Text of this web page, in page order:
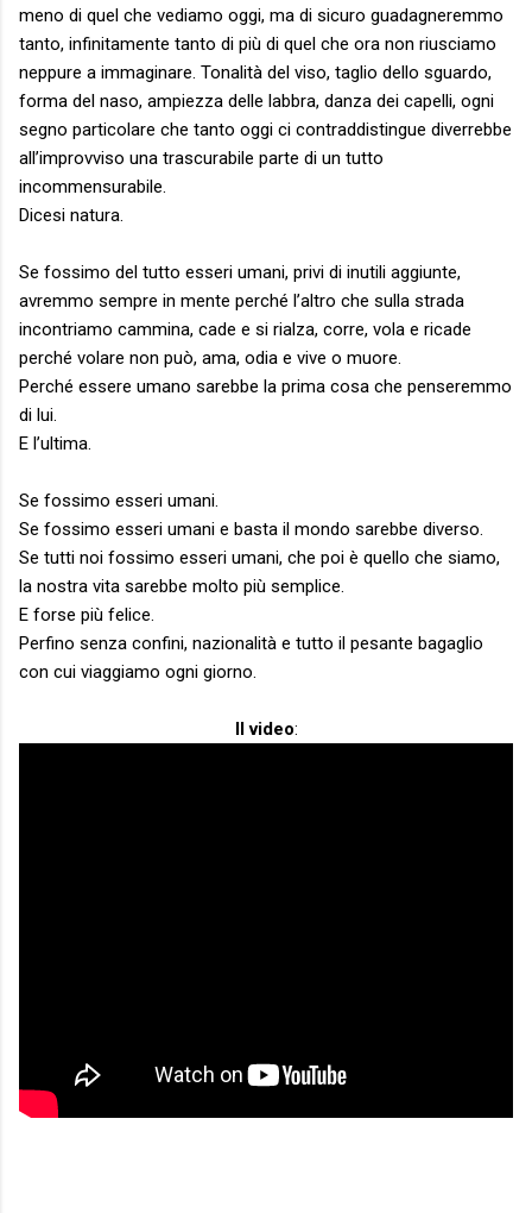
meno di quel che vediamo oggi, ma di sicuro guadagneremmo
tanto, infinitamente tanto di più di quel che ora non riusciamo
neppure a immaginare. Tonalità del viso, taglio dello sguardo,
forma del naso, ampiezza delle labbra, danza dei capelli, ogni
segno particolare che tanto oggi ci contraddistingue diverrebbe
all’improvviso una trascurabile parte di un tutto
incommensurabile.
Dicesi natura.
Se fossimo del tutto esseri umani, privi di inutili aggiunte,
avremmo sempre in mente perché l’altro che sulla strada
incontriamo cammina, cade e si rialza, corre, vola e ricade
perché volare non può, ama, odia e vive o muore.
Perché essere umano sarebbe la prima cosa che penseremmo
di lui.
E l’ultima.
Se fossimo esseri umani.
Se fossimo esseri umani e basta il mondo sarebbe diverso.
Se tutti noi fossimo esseri umani, che poi è quello che siamo,
la nostra vita sarebbe molto più semplice.
E forse più felice.
Perfino senza confini, nazionalità e tutto il pesante bagaglio
con cui viaggiamo ogni giorno.
Il video: